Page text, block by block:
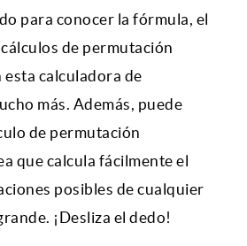
para conocer la fórmula, el
de permutación
esta calculadora de
más. Además, puede
de permutación
que calcula fácilmente el
posibles de cualquier
¡Desliza el dedo!